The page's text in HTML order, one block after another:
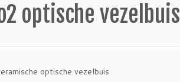
optische vezelbuis
optische vezelbuis